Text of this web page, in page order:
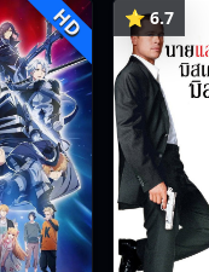
HD ⭐ 6.7